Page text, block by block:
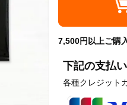
7,500円以上ご購
下記の支払
各種クレジット